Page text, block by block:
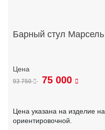
Барный стул Марсель
93 750 75 000
Цена указана на изделие
ориентировочной.